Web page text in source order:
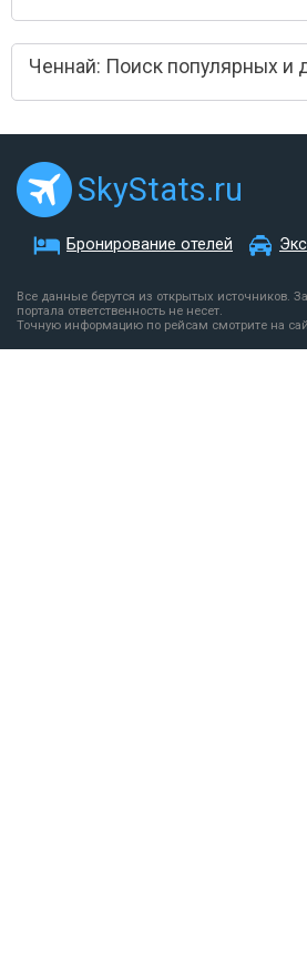
Ченнай: Поиск популярных и
SkyStats.ru
Бронирование отелей
Все данные берутся из открытых источников.
портала ответственность не несет.
Точную информацию по рейсам смотрите на